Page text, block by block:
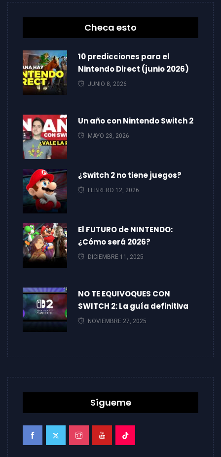
Checa esto
10 predicciones para el
Nintendo Direct (junio 2026)
JUNIO 8, 2026
Un año con Nintendo Switch 2
MAYO 28, 2026
¿Switch 2 no tiene juegos?
FEBRERO 12, 2026
El FUTURO de NINTENDO:
¿Cómo será 2026?
DICIEMBRE 11, 2025
NO TE EQUIVOQUES CON
SWITCH 2: La guía definitiva
NOVIEMBRE 27, 2025
Sígueme